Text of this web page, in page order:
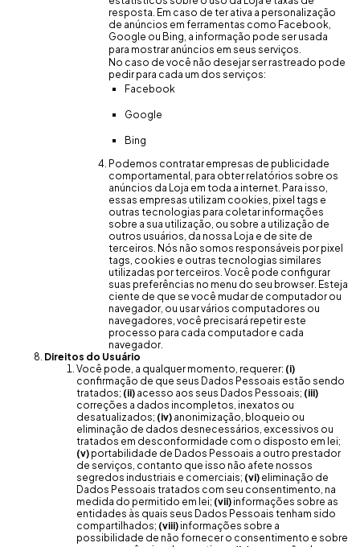
resposta. Em caso de ter ativa a personalização
de anúncios em ferramentas como Facebook,
Google ou Bing, a informação pode ser usada
para mostrar anúncios em seus serviços.
No caso de você não desejar ser rastreado pode
pedir para cada um dos serviços:
Facebook
Google
Bing
Podemos contratar empresas de publicidade
comportamental, para obter relatórios sobre os
anúncios da Loja em toda a internet. Para isso,
essas empresas utilizam cookies, pixel tags e
outras tecnologias para coletar informações
sobre a sua utilização, ou sobre a utilização de
outros usuários, da nossa Loja e de site de
terceiros. Nós não somos responsáveis por pixel
tags, cookies e outras tecnologias similares
utilizadas por terceiros. Você pode configurar
suas preferências no menu do seu browser. Esteja
ciente de que se você mudar de computador ou
navegador, ou usar vários computadores ou
navegadores, você precisará repetir este
processo para cada computador e cada
navegador.
Direitos do Usuário
Você pode, a qualquer momento, requerer: (i)
confirmação de que seus Dados Pessoais estão sendo
tratados; (ii) acesso aos seus Dados Pessoais; (iii)
correções a dados incompletos, inexatos ou
desatualizados; (iv) anonimização, bloqueio ou
eliminação de dados desnecessários, excessivos ou
tratados em desconformidade com o disposto em lei;
(v) portabilidade de Dados Pessoais a outro prestador
de serviços, contanto que isso não afete nossos
segredos industriais e comerciais; (vi) eliminação de
Dados Pessoais tratados com seu consentimento, na
medida do permitido em lei; (vii) informações sobre as
entidades às quais seus Dados Pessoais tenham sido
compartilhados; (viii) informações sobre a
possibilidade de não fornecer o consentimento e sobre